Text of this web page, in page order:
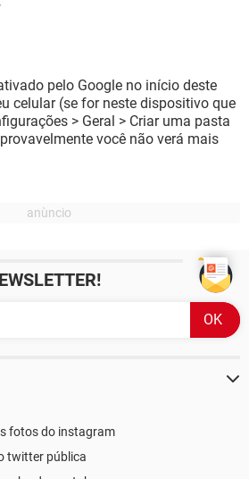
pelo Google no início deste
celular (se for neste dispositivo que
> Geral > Criar uma pasta
você não verá mais
fotos do instagram
twitter pública